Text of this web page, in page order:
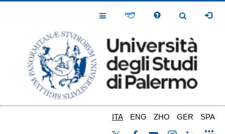
Toggle
Toggle
ITA ENG ZHO GER SPA